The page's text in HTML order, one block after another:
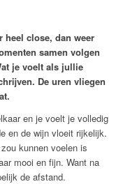
heel close, dan weer
samen volgen
je voelt als jullie
De uren vliegen
en je voelt je volledig
en de wijn vloeit rijkelijk.
kunnen voelen is
mooi en fijn. Want na
de afstand.